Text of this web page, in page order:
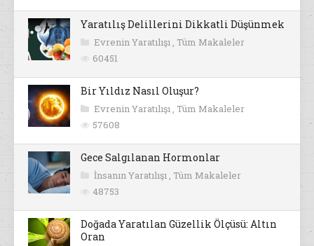
Yaratılış Delillerini Dikkatli Düşünmek
Evrenin Yaratılışı , Tüm Makaleler
60451
Bir Yıldız Nasıl Oluşur?
Evrenin Yaratılışı , Tüm Makaleler
57608
Gece Salgılanan Hormonlar
İnsanın Yaratılışı , Tüm Makaleler
48753
Doğada Yaratılan Güzellik Ölçüsü: Altın
Oran